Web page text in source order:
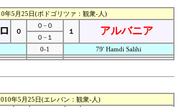
年5月25日(ポドゴリツァ：観衆-人)
０
０−０
１
アルバニア
０−１
0-1
79' Hamdi Salihi
年5月25日(エレバン：観衆-人)